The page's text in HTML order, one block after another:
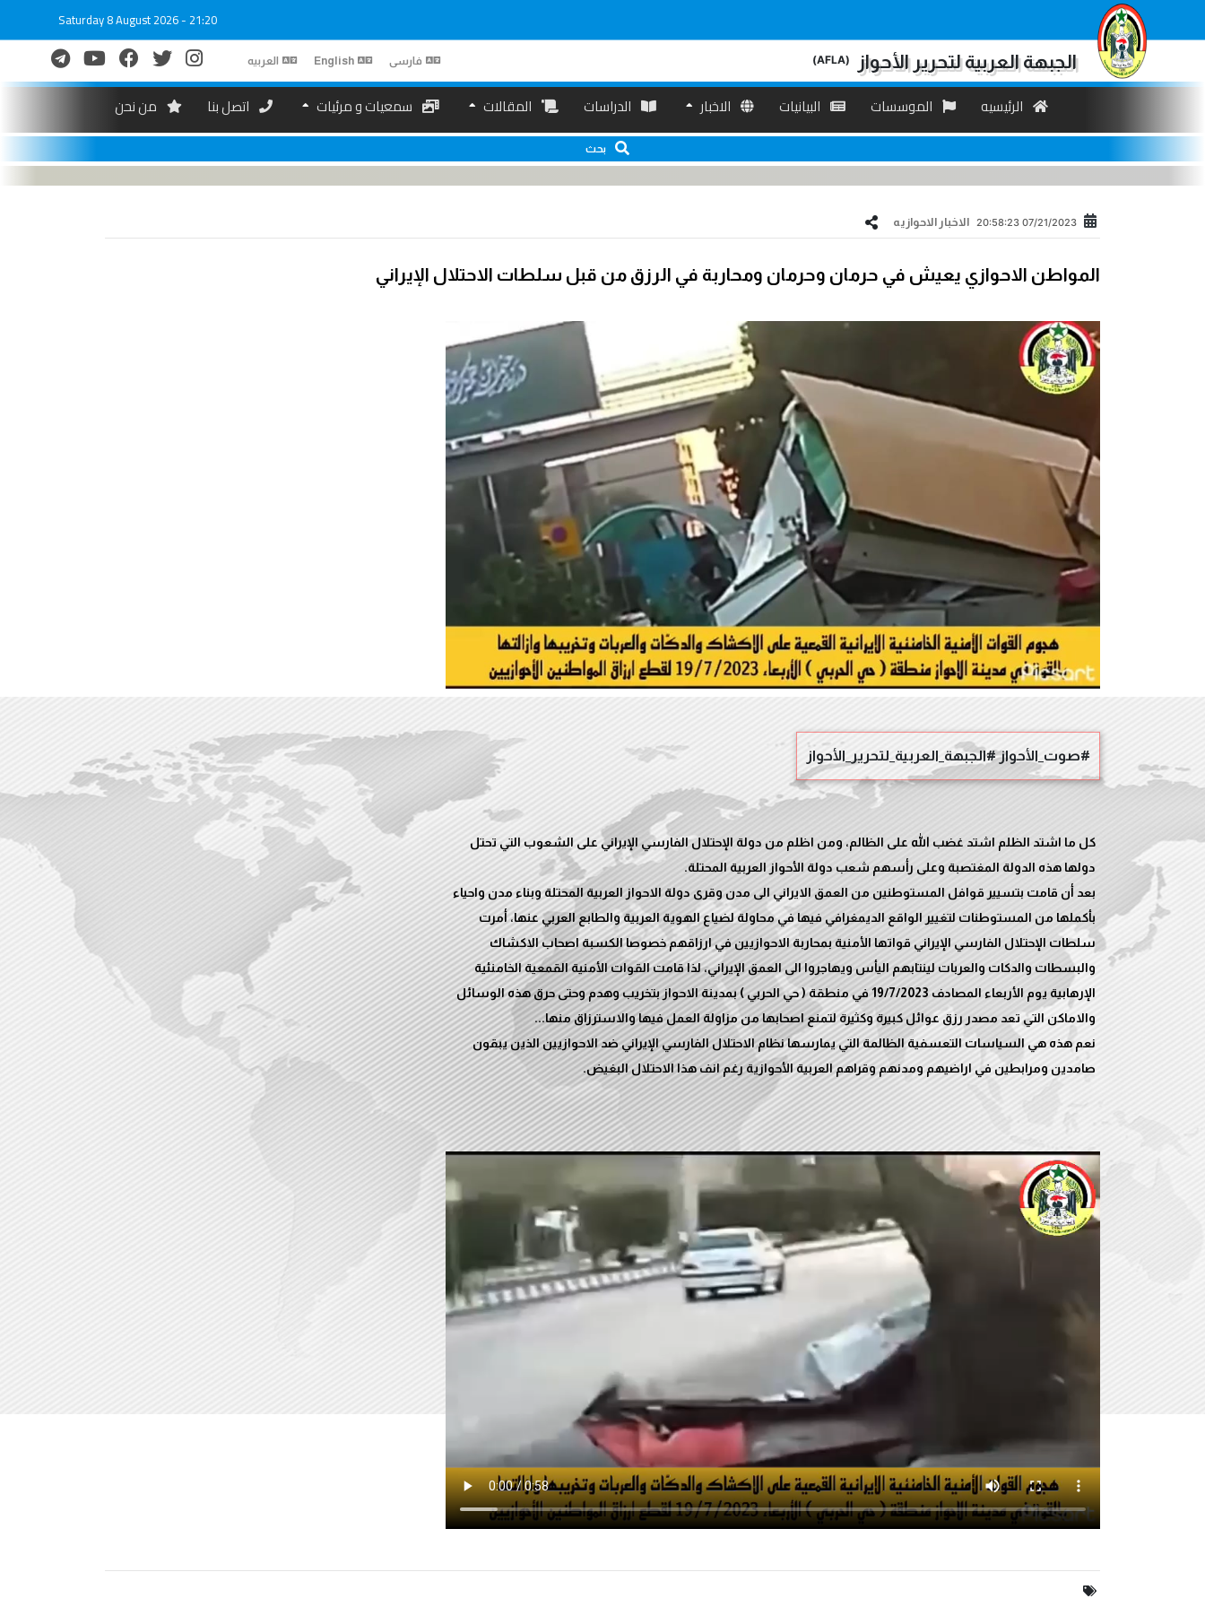
الجبهة العربية لتحرير الأحواز (AFLA) فارسی English العربیه
Saturday 8 August 2026 - 21:20
الرئیسیه الموسسات البیانیات الاخبار الدراسات المقالات سمعیات و مرئیات اتصل بنا من نحن
بحث
07/21/2023 20:58:23 الاخبار الاحوازیه
المواطن الاحوازي يعيش في حرمان وحرمان ومحاربة في الرزق من قبل سلطات الاحتلال الإيراني
#صوت_الأحواز #الجبهة_العربية_لتحرير_الأحواز
كل ما اشتد الظلم اشتد غضب الله على الظالم، ومن اظلم من دولة الإحتلال الفارسي الإيراني على الشعوب التي تحتل
بعد أن قامت بتسيير قوافل المستوطنين من العمق الايراني الى مدن وقرى دولة الاحواز العربية المحتلة وبناء مدن واحياء
بأكملها من المستوطنات لتغيير الواقع الديمغرافي فيها في محاولة لضياع الهوية العربية والطابع العربي عنها، أمرت
سلطات الإحتلال الفارسي الإيراني قواتها الأمنية بمحاربة الاحوازيين في ارزاقهم خصوصا الكسبة اصحاب الاكشاك
والبسطات والدكات والعربات لينتابهم اليأس ويهاجروا الى العمق الإيراني، لذا قامت القوات الأمنية القمعية الخامنئية
الإرهابية يوم الأربعاء المصادف 19/7/2023 في منطقة ( حي الحربي ) بمدينة الاحواز بتخريب وهدم وحتى حرق هذه الوسائل
نعم هذه هي السياسات التعسفية الظالمة التي يمارسها نظام الاحتلال الفارسي الإيراني ضد الاحوازيين الذين يبقون
صامدين ومرابطين في اراضيهم ومدنهم وقراهم العربية الأحوازية رغم انف هذا الاحتلال البغيض.